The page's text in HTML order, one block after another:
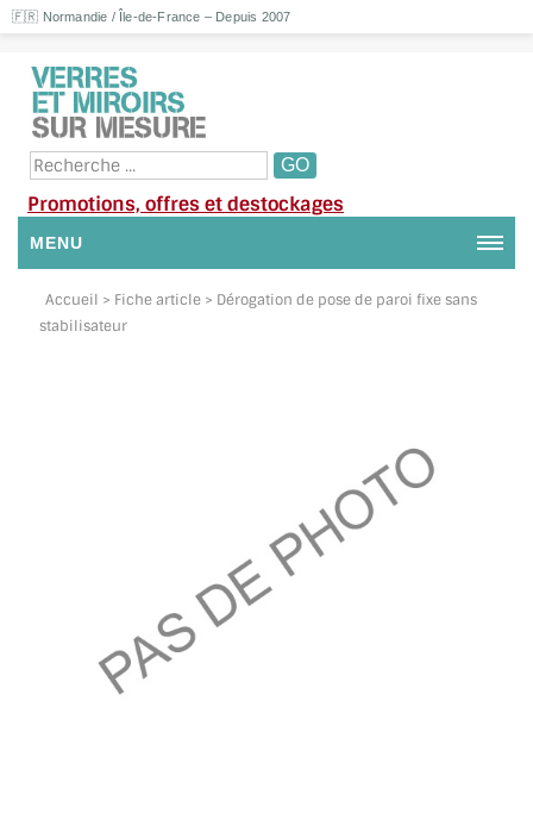
🇫🇷 Normandie / Île-de-France – Depuis 2007
Promotions, offres et destockages
MENU
NOUS CONTACTER
TOUS LES TARIFS AU M2
GUIDE : CHOIX PAR UTILISATION
INSPIRATIONS ET NOUVEAUTÉS
Accueil > Fiche article > Dérogation de pose de paroi fixe sans
stabilisateur